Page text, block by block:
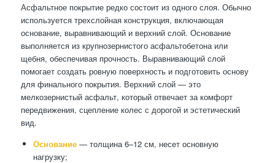
Асфальтное покрытие редко состоит из одного слоя. Обычно
используется трехслойная конструкция, включающая
основание, выравнивающий и верхний слой. Основание
выполняется из крупнозернистого асфальтобетона или
щебня, обеспечивая прочность. Выравнивающий слой
помогает создать ровную поверхность и подготовить основу
для финального покрытия. Верхний слой — это
мелкозернистый асфальт, который отвечает за комфорт
передвижения, сцепление колес с дорогой и эстетический
вид.
Основание— толщина 6–12 см, несет основную
нагрузку;